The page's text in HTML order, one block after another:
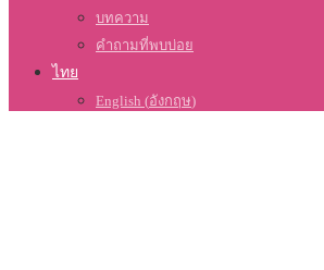
บทความ
คำถามที่พบบ่อย
ไทย
English (อังกฤษ)